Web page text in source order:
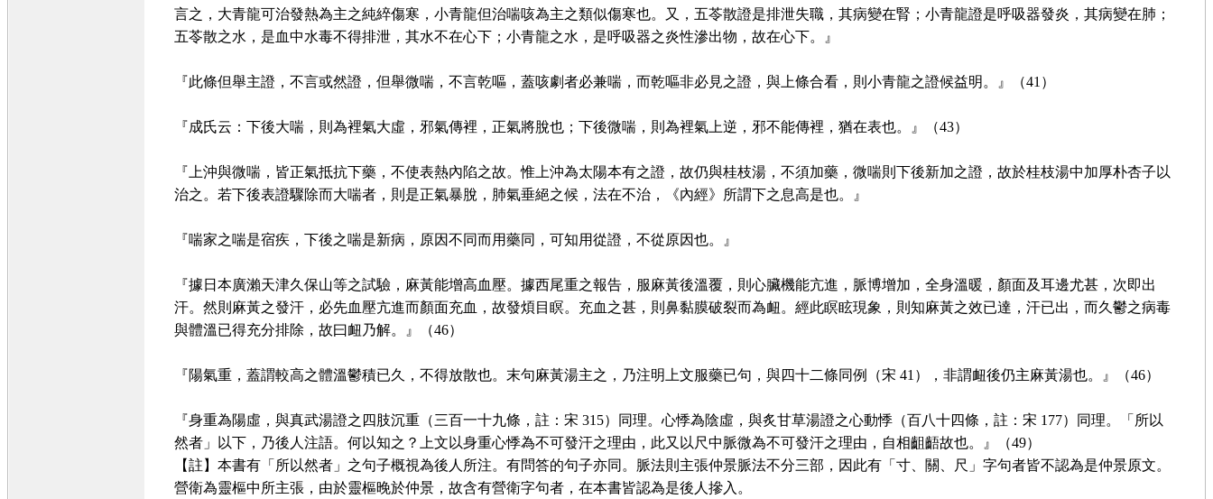
言之，大青龍可治發熱為主之純綷傷寒，小青龍但治喘咳為主之類似傷寒也。又，五苓散證是排泄失職，其病變在腎；小青龍證是呼吸器發炎，其病變在肺；
五苓散之水，是血中水毒不得排泄，其水不在心下；小青龍之水，是呼吸器之炎性滲出物，故在心下。』
『此條但舉主證，不言或然證，但舉微喘，不言乾嘔，蓋咳劇者必兼喘，而乾嘔非必見之證，與上條合看，則小青龍之證候益明。』（41）
『成氏云：下後大喘，則為裡氣大虛，邪氣傳裡，正氣將脫也；下後微喘，則為裡氣上逆，邪不能傳裡，猶在表也。』（43）
『上沖與微喘，皆正氣抵抗下藥，不使表熱內陷之故。惟上沖為太陽本有之證，故仍與桂枝湯，不須加藥，微喘則下後新加之證，故於桂枝湯中加厚朴杏子以
治之。若下後表證驟除而大喘者，則是正氣暴脫，肺氣垂絕之候，法在不治，《內經》所謂下之息高是也。』
『喘家之喘是宿疾，下後之喘是新病，原因不同而用藥同，可知用從證，不從原因也。』
『據日本廣瀨天津久保山等之試驗，麻黃能增高血壓。據西尾重之報告，服麻黃後溫覆，則心臟機能亢進，脈博增加，全身溫暖，顏面及耳邊尤甚，次即出
汗。然則麻黃之發汗，必先血壓亢進而顏面充血，故發煩目瞑。充血之甚，則鼻黏膜破裂而為衄。經此瞑眩現象，則知麻黃之效已達，汗已出，而久鬱之病毒
與體溫已得充分排除，故曰衄乃解。』（46）
『陽氣重，蓋謂較高之體溫鬱積已久，不得放散也。末句麻黃湯主之，乃注明上文服藥已句，與四十二條同例（宋 41），非謂衄後仍主麻黃湯也。』（46）
『身重為陽虛，與真武湯證之四肢沉重（三百一十九條，註：宋 315）同理。心悸為陰虛，與炙甘草湯證之心動悸（百八十四條，註：宋 177）同理。「所以
然者」以下，乃後人注語。何以知之？上文以身重心悸為不可發汗之理由，此又以尺中脈微為不可發汗之理由，自相齟齬故也。』（49）
【註】本書有「所以然者」之句子概視為後人所注。有問答的句子亦同。脈法則主張仲景脈法不分三部，因此有「寸、關、尺」字句者皆不認為是仲景原文。
營衛為靈樞中所主張，由於靈樞晚於仲景，故含有營衛字句者，在本書皆認為是後人摻入。